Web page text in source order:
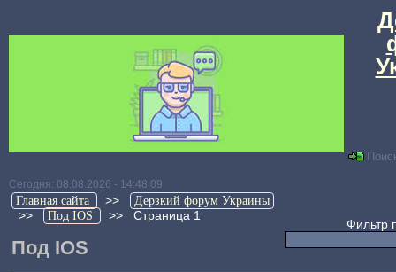
Сегодня: 08.08.2026 - 14:48:09
Главная сайта >> Дерзкий форум Украины
>> Под IOS >> Страница 1
Под IOS
Фильтр